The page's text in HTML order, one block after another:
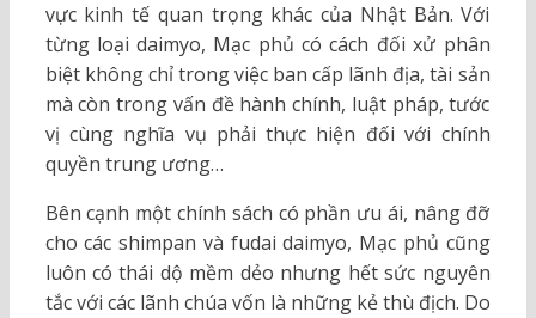
vực kinh tế quan trọng khác của Nhật Bản. Với
từng loại daimyo, Mạc phủ có cách đối xử phân
biệt không chỉ trong việc ban cấp lãnh địa, tài sản
mà còn trong vấn đề hành chính, luật pháp, tước
vị cùng nghĩa vụ phải thực hiện đối với chính
quyền trung ương…
Bên cạnh một chính sách có phần ưu ái, nâng đỡ
cho các shimpan và fudai daimyo, Mạc phủ cũng
luôn có thái dộ mềm dẻo nhưng hết sức nguyên
tắc với các lãnh chúa vốn là những kẻ thù địch. Do